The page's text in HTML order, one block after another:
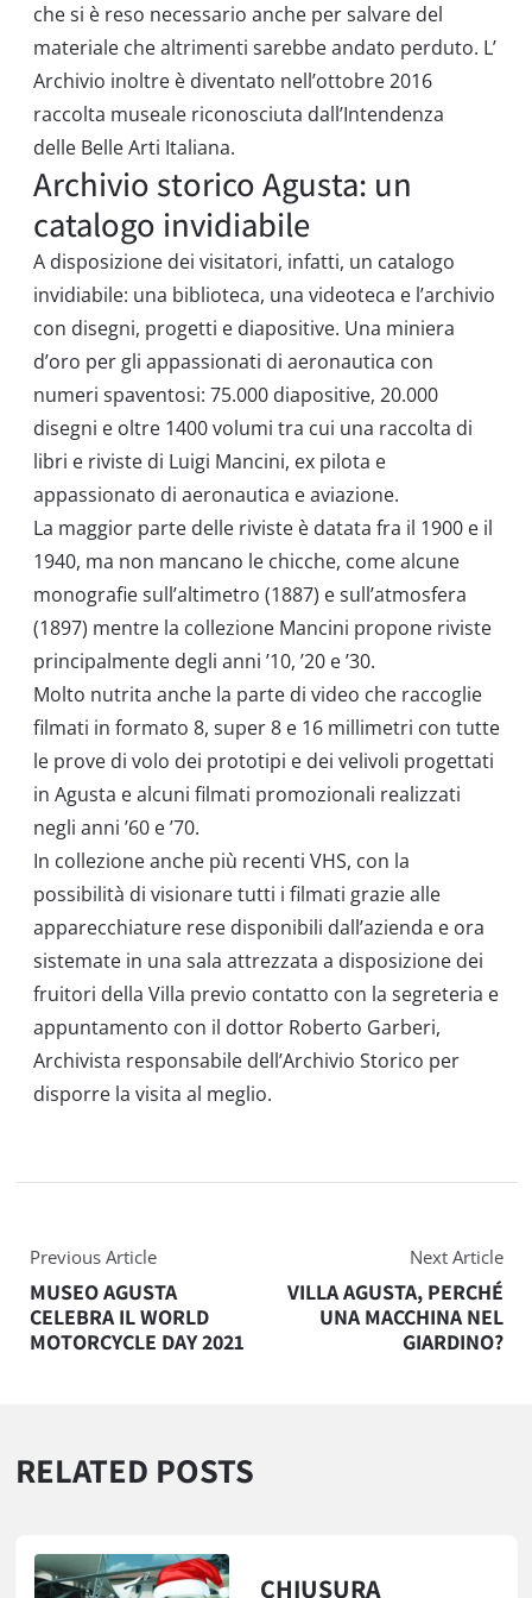
che si è reso necessario anche per salvare del
materiale che altrimenti sarebbe andato perduto. L’
Archivio inoltre è diventato nell’ottobre 2016
raccolta museale riconosciuta dall’Intendenza
delle Belle Arti Italiana.
Archivio storico Agusta: un
catalogo invidiabile
A disposizione dei visitatori, infatti, un catalogo
invidiabile: una biblioteca, una videoteca e l’archivio
con disegni, progetti e diapositive. Una miniera
d’oro per gli appassionati di aeronautica con
numeri spaventosi: 75.000 diapositive, 20.000
disegni e oltre 1400 volumi tra cui una raccolta di
libri e riviste di Luigi Mancini, ex pilota e
appassionato di aeronautica e aviazione.
La maggior parte delle riviste è datata fra il 1900 e il
1940, ma non mancano le chicche, come alcune
monografie sull’altimetro (1887) e sull’atmosfera
(1897) mentre la collezione Mancini propone riviste
principalmente degli anni ’10, ’20 e ’30.
Molto nutrita anche la parte di video che raccoglie
filmati in formato 8, super 8 e 16 millimetri con tutte
le prove di volo dei prototipi e dei velivoli progettati
in Agusta e alcuni filmati promozionali realizzati
negli anni ’60 e ’70.
In collezione anche più recenti VHS, con la
possibilità di visionare tutti i filmati grazie alle
apparecchiature rese disponibili dall’azienda e ora
sistemate in una sala attrezzata a disposizione dei
fruitori della Villa previo contatto con la segreteria e
appuntamento con il dottor Roberto Garberi,
Archivista responsabile dell’Archivio Storico per
disporre la visita al meglio.
Previous Article
MUSEO AGUSTA
CELEBRA IL WORLD
MOTORCYCLE DAY 2021
Next Article
VILLA AGUSTA, PERCHÉ
UNA MACCHINA NEL
GIARDINO?
RELATED POSTS
CHIUSURA